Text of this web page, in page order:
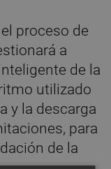
proceso de
a
de la
utilizado
y la descarga
para
de la